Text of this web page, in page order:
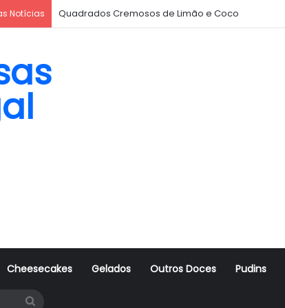
Notícias Quadrados Cremosos de Limão e Coco
Cheesecakes Gelados Outros Doces Pudins